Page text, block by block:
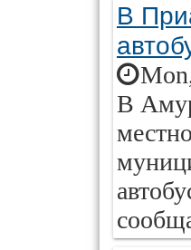
В
В